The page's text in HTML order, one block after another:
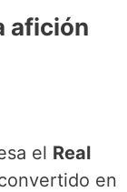
afición
el Real
en